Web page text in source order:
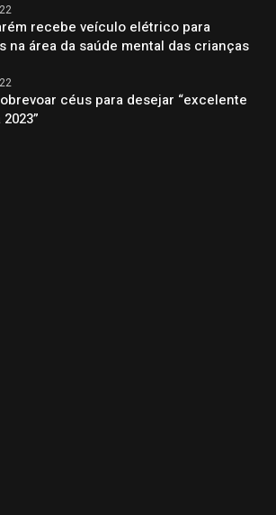
recebe veículo elétrico para
na área da saúde mental das crianças
céus para desejar “excelente